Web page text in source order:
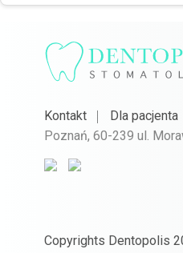
Kontakt Dla pacjenta
Poznań, 60-239 ul.
Copyrights Dentopolis